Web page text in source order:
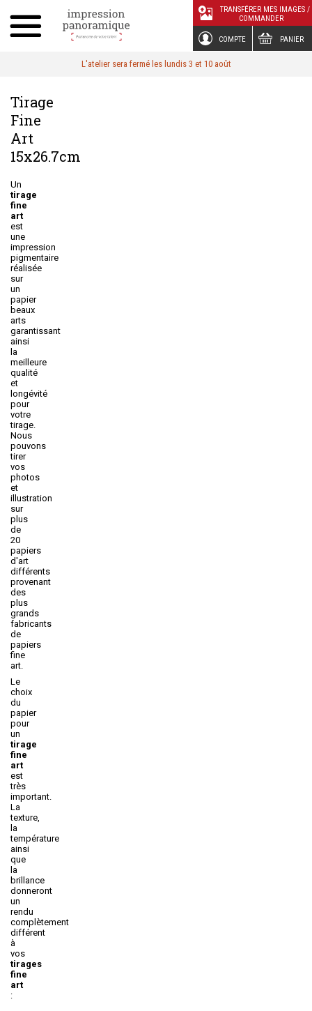
COMPTE PANIER
TRANSFÉRER MES IMAGES /
COMMANDER
L'atelier sera fermé les lundis 3 et 10 août
Tirage
Fine
Art
15x26.7cm
Un
tirage
fine
art
est
une
impression
pigmentaire
réalisée
sur
un
papier
beaux
arts
garantissant
ainsi
la
meilleure
qualité
et
longévité
pour
votre
tirage.
Nous
pouvons
tirer
vos
photos
et
illustration
sur
plus
de
20
papiers
d'art
différents
provenant
des
plus
grands
fabricants
de
papiers
fine
art.
Le
choix
du
papier
pour
un
tirage
fine
art
est
très
important.
La
texture,
la
température
ainsi
que
la
brillance
donneront
un
rendu
complètement
différent
à
vos
tirages
fine
art
: